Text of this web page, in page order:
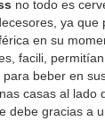
no todo es
ya que
en su
facili,
para beber en
casas al lado
debe gracias a